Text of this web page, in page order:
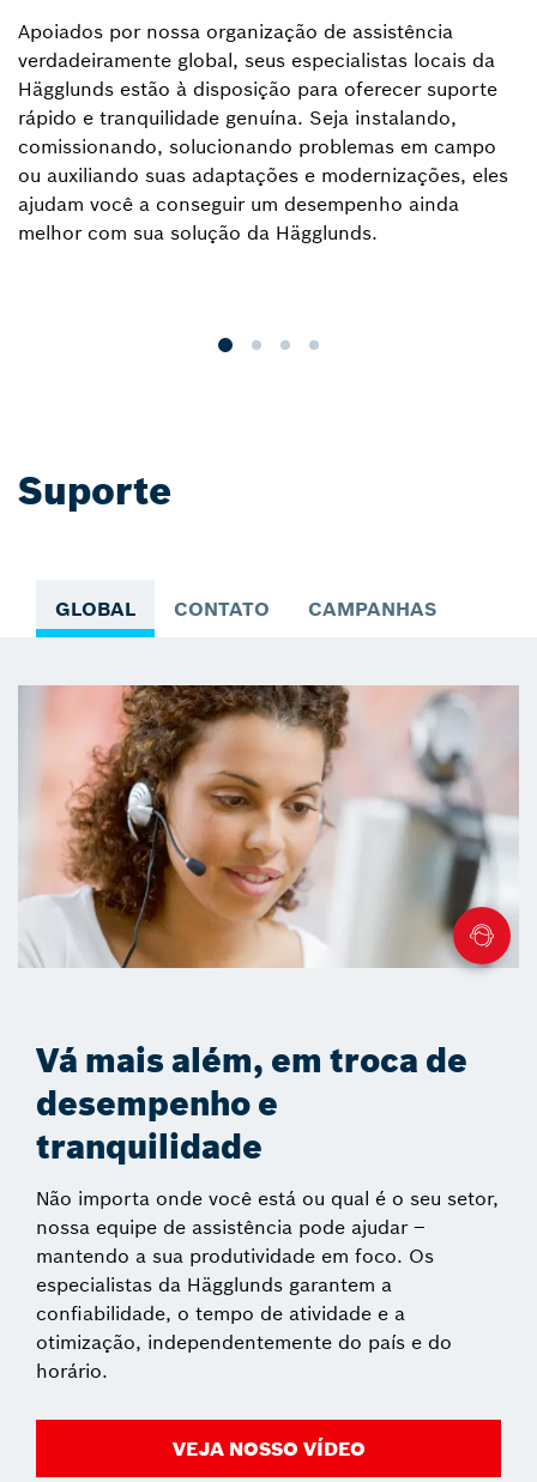
Apoiados por nossa organização de assistência
verdadeiramente global, seus especialistas locais da
Hägglunds estão à disposição para oferecer suporte
rápido e tranquilidade genuína. Seja instalando,
comissionando, solucionando problemas em campo
ou auxiliando suas adaptações e modernizações, eles
ajudam você a conseguir um desempenho ainda
melhor com sua solução da Hägglunds.
Suporte
GLOBAL CONTATO CAMPANHAS
Vá mais além, em troca de
desempenho e
tranquilidade
Não importa onde você está ou qual é o seu setor,
nossa equipe de assistência pode ajudar –
mantendo a sua produtividade em foco. Os
especialistas da Hägglunds garantem a
confiabilidade, o tempo de atividade e a
otimização, independentemente do país e do
horário.
VEJA NOSSO VÍDEO